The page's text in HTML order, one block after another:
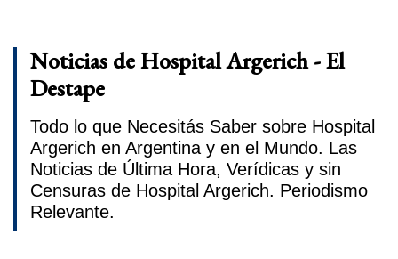
Noticias de Hospital Argerich - El
Destape
Todo lo que Necesitás Saber sobre Hospital
Argerich en Argentina y en el Mundo. Las
Noticias de Última Hora, Verídicas y sin
Censuras de Hospital Argerich. Periodismo
Relevante.